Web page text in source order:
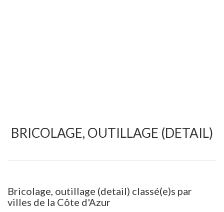
BRICOLAGE, OUTILLAGE (DETAIL)
Bricolage, outillage (detail) classé(e)s par
villes de la Côte d'Azur